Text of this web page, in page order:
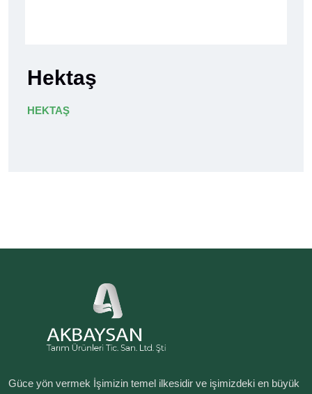
Hektaş
HEKTAŞ
Güce yön vermek İşimizin temel ilkesidir ve işimizdeki en büyük